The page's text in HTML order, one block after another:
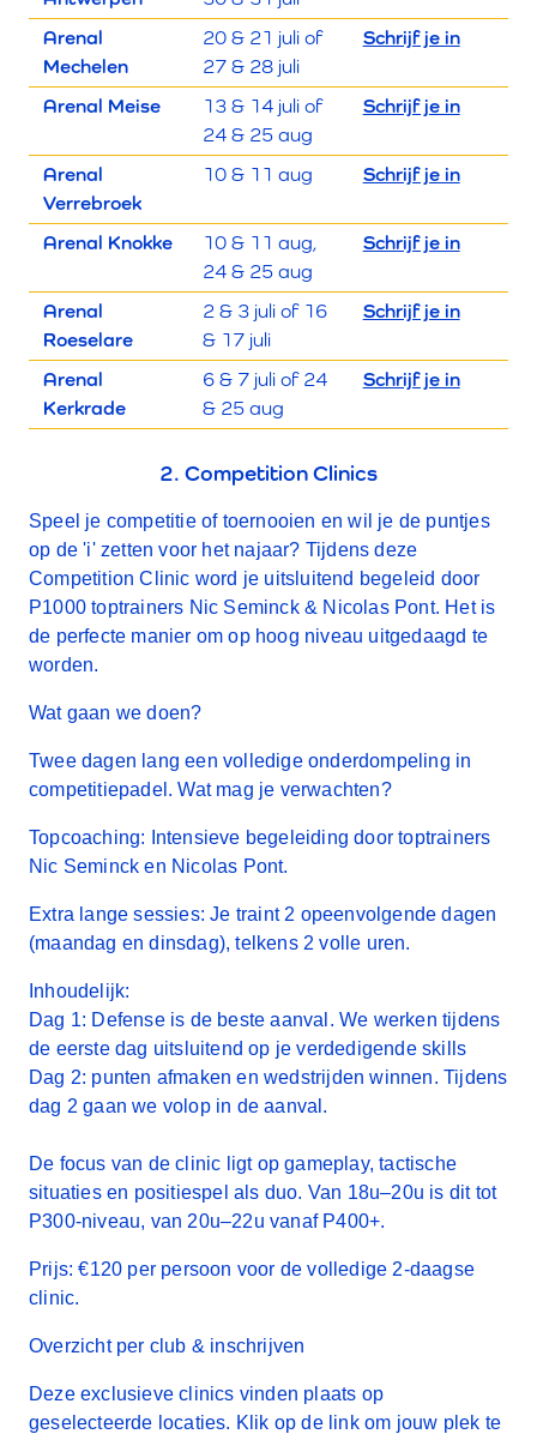
Arenal
Mechelen
20 & 21 juli of
27 & 28 juli
Schrijf je in
Arenal Meise
13 & 14 juli of
24 & 25 aug
Schrijf je in
Arenal
Verrebroek
10 & 11 aug Schrijf je in
Arenal Knokke
10 & 11 aug,
24 & 25 aug
Schrijf je in
Arenal
Roeselare
2 & 3 juli of 16
& 17 juli
Schrijf je in
Arenal
Kerkrade
6 & 7 juli of 24
& 25 aug
Schrijf je in
2. Competition Clinics
Speel je competitie of toernooien en wil je de puntjes
op de 'i' zetten voor het najaar? Tijdens deze
Competition Clinic word je uitsluitend begeleid door
P1000 toptrainers Nic Seminck & Nicolas Pont. Het is
de perfecte manier om op hoog niveau uitgedaagd te
worden.
Wat gaan we doen?
Twee dagen lang een volledige onderdompeling in
competitiepadel. Wat mag je verwachten?
Topcoaching: Intensieve begeleiding door toptrainers
Nic Seminck en Nicolas Pont.
Extra lange sessies: Je traint 2 opeenvolgende dagen
(maandag en dinsdag), telkens 2 volle uren.
Inhoudelijk:
Dag 1: Defense is de beste aanval. We werken tijdens
de eerste dag uitsluitend op je verdedigende skills
Dag 2: punten afmaken en wedstrijden winnen. Tijdens
dag 2 gaan we volop in de aanval.
De focus van de clinic ligt op gameplay, tactische
situaties en positiespel als duo. Van 18u–20u is dit tot
P300-niveau, van 20u–22u vanaf P400+.
Prijs: €120 per persoon voor de volledige 2-daagse
clinic.
Overzicht per club & inschrijven
Deze exclusieve clinics vinden plaats op
geselecteerde locaties. Klik op de link om jouw plek te